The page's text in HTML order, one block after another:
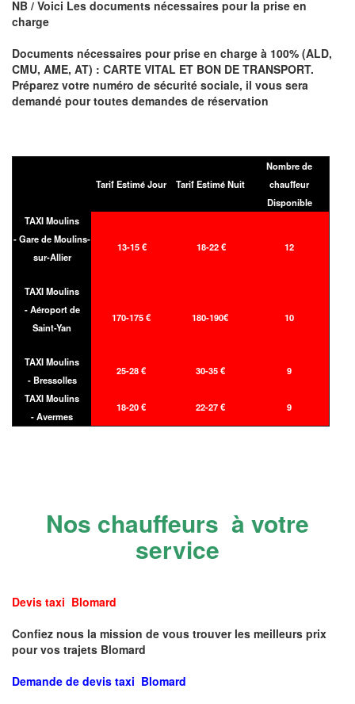
NB / Voici Les documents nécessaires pour la prise en
charge
Documents nécessaires pour prise en charge à 100% (ALD,
CMU, AME, AT) : CARTE VITAL ET BON DE TRANSPORT.
Préparez votre numéro de sécurité sociale, il vous sera
demandé pour toutes demandes de réservation
Tarif Estimé Jour Tarif Estimé Nuit
Nombre de
chauffeur
Disponible
TAXI Moulins
- Gare de Moulins-
sur-Allier
13-15 € 18-22 € 12
TAXI Moulins
- Aéroport de
Saint-Yan
170-175 € 180-190€ 10
TAXI Moulins
- Bressolles
25-28 € 30-35 € 9
TAXI Moulins
- Avermes
18-20 € 22-27 € 9
Nos chauffeurs à votre
service
Devis taxi Blomard
Confiez nous la mission de vous trouver les meilleurs prix
pour vos trajets Blomard
Demande de devis taxi Blomard